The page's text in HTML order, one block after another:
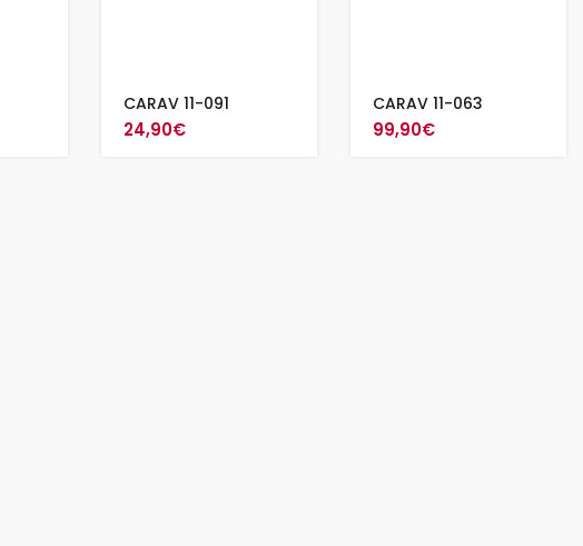
CARAV 11-091
24,90€
CARAV 11-063
99,90€